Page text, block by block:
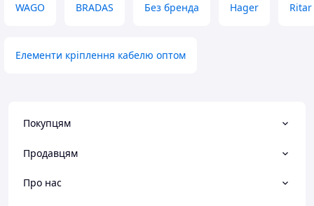
WAGO BRADAS Без бренда Hager Ritar
Елементи кріплення кабелю оптом
Покупцям
Продавцям
Про нас